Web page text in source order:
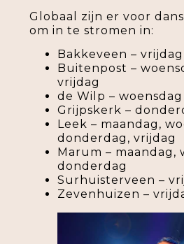
Globaal zijn er voor
om in te stromen in:
Bakkeveen – vrijdag
Buitenpost –
vrijdag
de Wilp – woensdag
Grijpskerk –
Leek – maandag,
donderdag, vrijdag
Marum – maandag,
donderdag
Surhuisterveen –
Zevenhuizen –